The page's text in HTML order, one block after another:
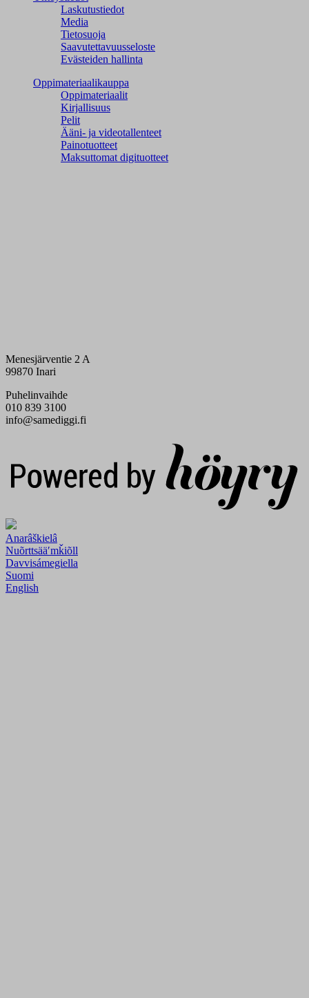
Laskutustiedot
Media
Tietosuoja
Saavutettavuusseloste
Evästeiden hallinta
Oppimateriaalikauppa
Oppimateriaalit
Kirjallisuus
Pelit
Ääni- ja videotallenteet
Painotuotteet
Maksuttomat digituotteet
Menesjärventie 2 A
99870 Inari
Puhelinvaihde
010 839 3100
info@samediggi.fi
Anarâškielâ
Nuõrttsääʹmǩiõll
Davvisámegiella
Suomi
English